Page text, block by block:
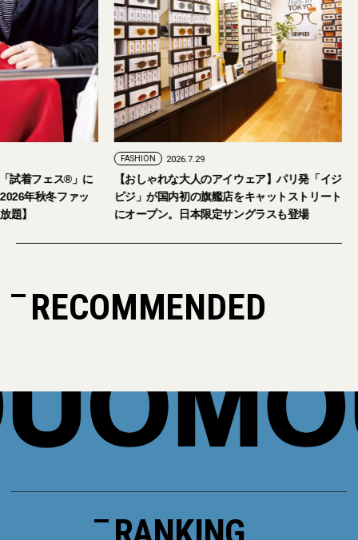
試着フェス®︎」に
年秋冬ファッ
題】
FASHION 2026.7.29
【おしゃれな大人のアイウェア】パリ発「イジ
ピジ」が国内初の旗艦店をキャットストリート
にオープン。日本限定サングラスも登場
RECOMMENDED